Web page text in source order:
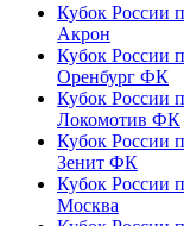
Кубок
Акрон
Кубок России
Оренбург ФК
Кубок России
Локомотив ФК
Кубок России
Зенит ФК
Кубок России
Москва